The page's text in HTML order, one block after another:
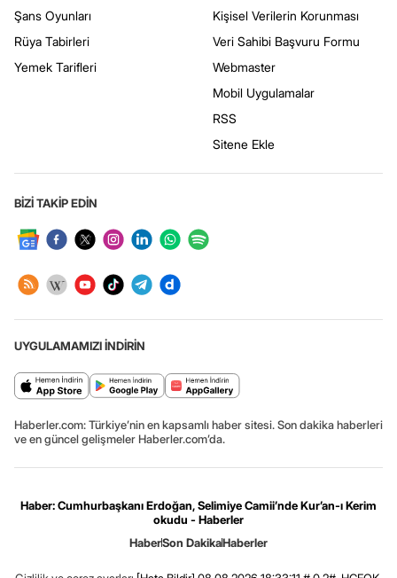
Şans Oyunları
Rüya Tabirleri
Yemek Tarifleri
Kişisel Verilerin Korunması
Veri Sahibi Başvuru Formu
Webmaster
Mobil Uygulamalar
RSS
Sitene Ekle
BİZİ TAKİP EDİN
UYGULAMAMIZI İNDİRİN
Haberler.com: Türkiye’nin en kapsamlı haber sitesi. Son dakika haberleri
ve en güncel gelişmeler Haberler.com’da.
Haber: Cumhurbaşkanı Erdoğan, Selimiye Camii’nde Kur’an-ı Kerim
okudu - Haberler
HaberSon DakikaHaberler